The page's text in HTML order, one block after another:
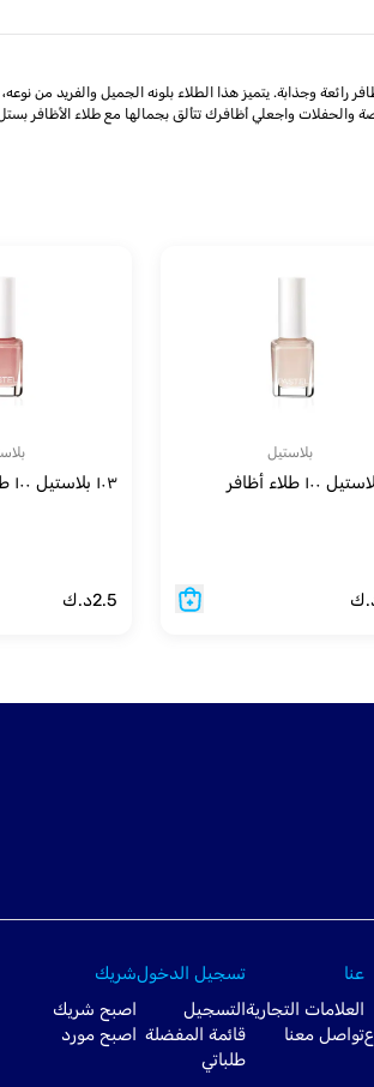
بستل 100 - اللون 292 هو اختيار رائع لتحقيق مظهر أظافر رائعة وجذابة. يتميز
واجعلي أظافرك تتألق بجمالها مع طلاء الأظافر بستل 100 - اللون
بلاستيل
١٠٣ بلاستيل ١٠٠ طلاء أظافر
2.5د.ك
عنا
العلامات التجارية
تواصل معنا
تسجيل الدخول
التسجيل
قائمة المفضلة
طلباتي
شريك
اصبح شريك
اصبح مورد